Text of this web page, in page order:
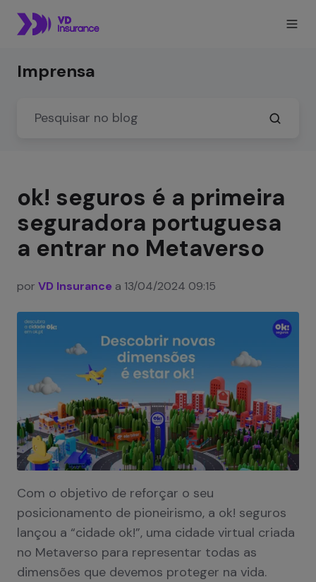
Imprensa
ok! seguros é a primeira
seguradora portuguesa
a entrar no Metaverso
por VD Insurance a 13/04/2024 09:15
Com o objetivo de reforçar o seu
posicionamento de pioneirismo, a ok! seguros
lançou a “cidade ok!”, uma cidade virtual criada
no Metaverso para representar todas as
dimensões que devemos proteger na vida.